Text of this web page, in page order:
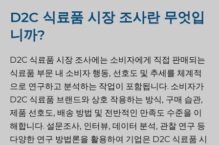
D2C 식료품 시장 조사란 무엇입
니까?
D2C 식료품 시장 조사에는 소비자에게 직접 판매되는
식료품 부문 내 소비자 행동, 선호도 및 추세를 체계적
으로 연구하고 분석하는 작업이 포함됩니다. 소비자가
D2C 식료품 브랜드와 상호 작용하는 방식, 구매 습관,
제품 선호도, 배송 방법 및 전반적인 만족도 수준을 이
해합니다. 설문조사, 인터뷰, 데이터 분석, 관찰 연구 등
다양한 연구 방법론을 활용하여 기업은 D2C 식료품 시